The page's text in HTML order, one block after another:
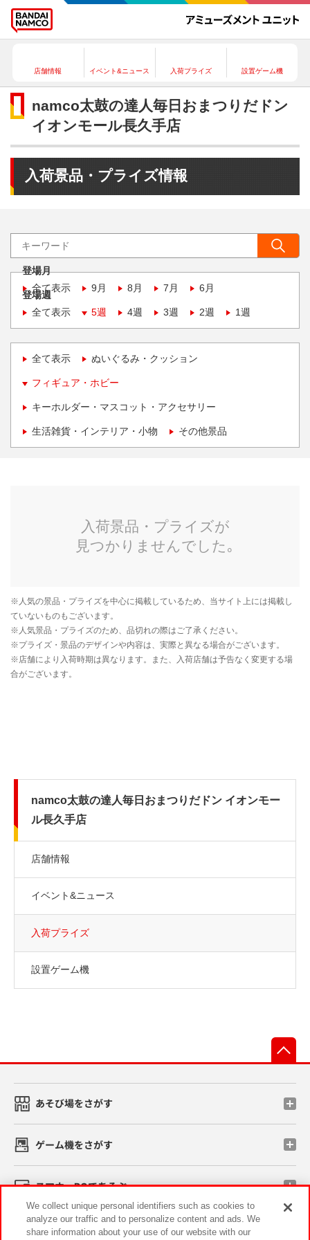
店舗情報 イベント&ニュース 入荷プライズ 設置ゲーム機
namco太鼓の達人毎日おまつりだドン
イオンモール長久手店
入荷景品・プライズ情報
登場月
全て表示
9月 8月 7月 6月
登場週
全て表示
5週 4週 3週 2週 1週
全て表示 ぬいぐるみ・クッション
フィギュア・ホビー
キーホルダー・マスコット・アクセサリー
生活雑貨・インテリア・小物 その他景品
namco太鼓の達人毎日おまつりだドン イオンモー
ル長久手店
店舗情報
イベント&ニュース
入荷プライズ
設置ゲーム機
あそび場をさがす
ゲーム機をさがす
スマホ・PCであそぶ
イベント・キャンペーン
We collect unique personal identifiers such as cookies to
analyze our traffic and to personalize content and ads. We
share information about your use of our website with our